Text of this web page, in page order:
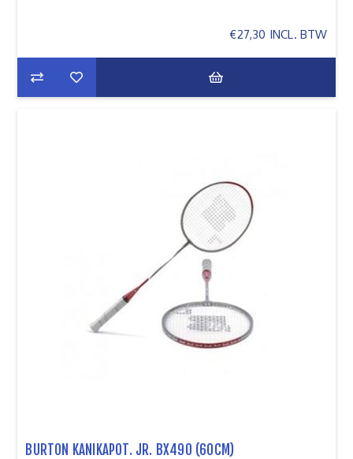
€27,30 INCL. BTW
BURTON KANIKAPOT. JR. BX490 (60CM)